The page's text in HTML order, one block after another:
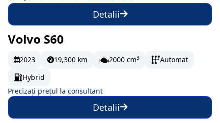
Detalii
La comandă
Volvo S60
2023 19,300 km 2000 cm3
Automat
Hybrid
Precizați prețul la consultant
Detalii